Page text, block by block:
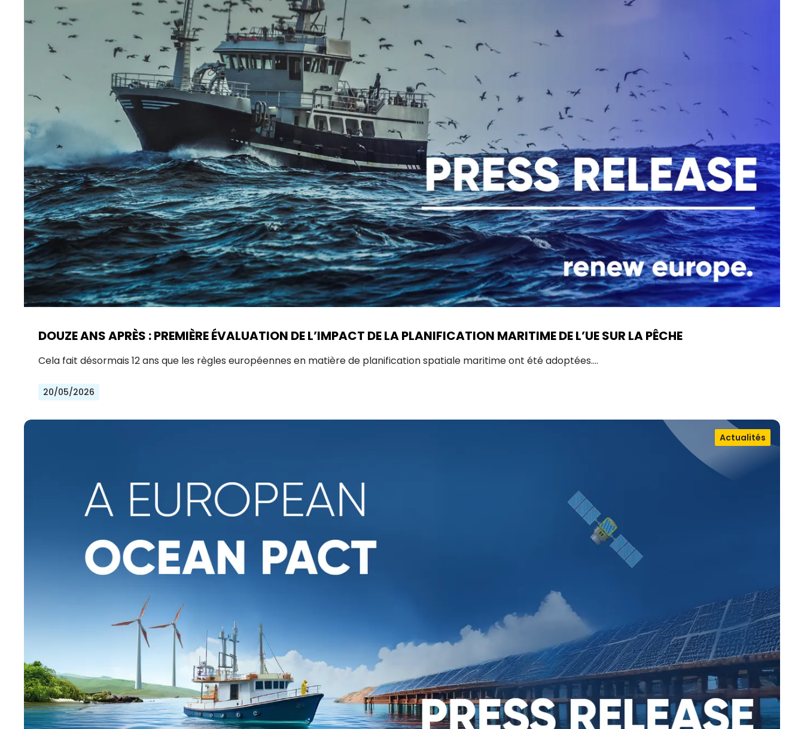
DOUZE ANS APRÈS : PREMIÈRE ÉVALUATION DE L’IMPACT DE LA PLANIFICATION MARITIME DE L’UE SUR LA PÊCHE
Cela fait désormais 12 ans que les règles européennes en matière de planification spatiale maritime ont été adoptées.…
20/05/2026
Actualités